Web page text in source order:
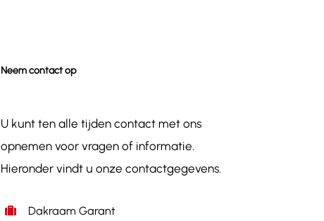
Neem contact op
U kunt ten alle tijden contact met ons
opnemen voor vragen of informatie.
Hieronder vindt u onze contactgegevens.
Dakraam Garant